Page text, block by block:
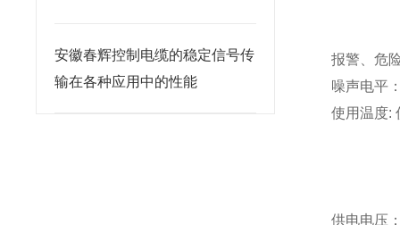
安徽春辉控制电缆的稳定信号传
输在各种应用中的性能
报警、危
噪声电平
使用温度:
供电电压